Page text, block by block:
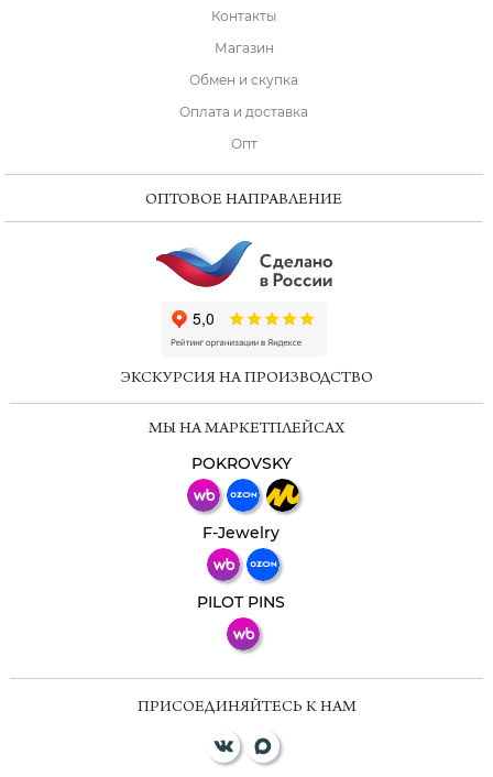
Контакты
Магазин
Обмен и скупка
Оплата и доставка
Опт
ОПТОВОЕ НАПРАВЛЕНИЕ
ЭКСКУРСИЯ НА ПРОИЗВОДСТВО
МЫ НА МАРКЕТПЛЕЙСАХ
POKROVSKY
F-Jewelry
PILOT PINS
ПРИСОЕДИНЯЙТЕСЬ К НАМ